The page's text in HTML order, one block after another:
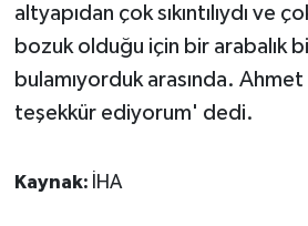
altyapıdan çok sıkıntılıydı ve
bozuk olduğu için bir arabalık
bulamıyorduk arasında.
teşekkür ediyorum' dedi.
Kaynak: İHA